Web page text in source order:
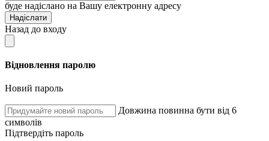
буде надіслано на Вашу електронну адресу
Надіслати
Назад до входу
Відновлення паролю
Новий пароль
Довжина повинна бути від 6
символів
Підтвердіть пароль